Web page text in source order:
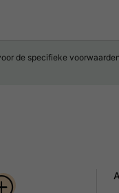
de specifieke